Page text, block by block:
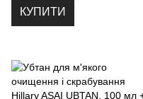
КУПИТИ